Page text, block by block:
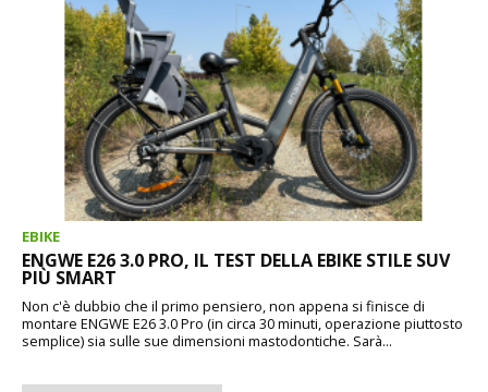
EBIKE
ENGWE E26 3.0 PRO, IL TEST DELLA EBIKE STILE SUV
PIÙ SMART
Non c'è dubbio che il primo pensiero, non appena si finisce di
montare ENGWE E26 3.0 Pro (in circa 30 minuti, operazione piuttosto
semplice) sia sulle sue dimensioni mastodontiche. Sarà...